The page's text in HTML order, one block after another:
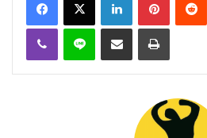
Viber Ligne Partager par email Imprimer